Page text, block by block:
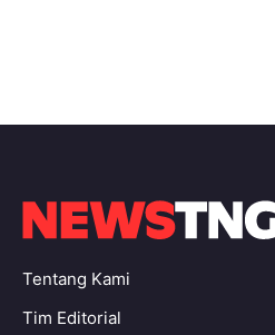
Tentang Kami
Tim Editorial